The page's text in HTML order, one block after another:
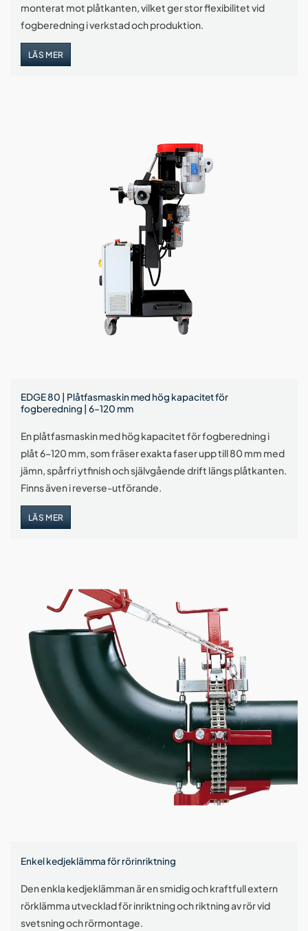
monterat mot plåtkanten, vilket ger stor flexibilitet vid
fogberedning i verkstad och produktion.
LÄS MER
EDGE 80 | Plåtfasmaskin med hög kapacitet för
fogberedning | 6–120 mm
En plåtfasmaskin med hög kapacitet för fogberedning i
plåt 6–120 mm, som fräser exakta faser upp till 80 mm med
jämn, spårfri ytfinish och självgående drift längs plåtkanten.
Finns även i reverse-utförande.
LÄS MER
Enkel kedjeklämma för rörinriktning
Den enkla kedjeklämman är en smidig och kraftfull extern
rörklämma utvecklad för inriktning och riktning av rör vid
svetsning och rörmontage.